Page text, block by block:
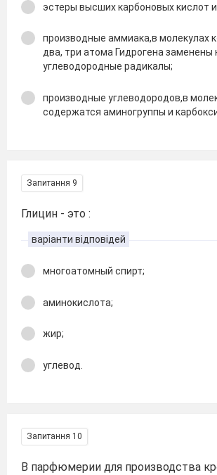
эстеры высших карбоновых кислот
производные аммиака,в молекулах
два, три атома Гидрогена заменены
углеводородные радикалы;
производные углеводородов,в
содержатся аминогруппы и
Запитання 9
Глицин - это :
варіанти відповідей
многоатомный спирт;
аминокислота;
жир;
углевод.
Запитання 10
В парфюмерии для производства